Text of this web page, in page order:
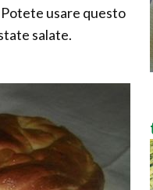
Potete usare questo
salate.